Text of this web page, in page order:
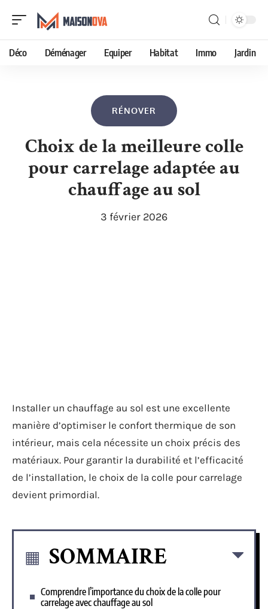
Déco Déménager Equiper Habitat Immo Jardin
RÉNOVER
Choix de la meilleure colle
pour carrelage adaptée au
chauffage au sol
3 février 2026
Installer un chauffage au sol est une excellente
manière d’optimiser le confort thermique de son
intérieur, mais cela nécessite un choix précis des
matériaux. Pour garantir la durabilité et l’efficacité
de l’installation, le choix de la colle pour carrelage
devient primordial.
SOMMAIRE
Comprendre l’importance du choix de la colle pour
carrelage avec chauffage au sol